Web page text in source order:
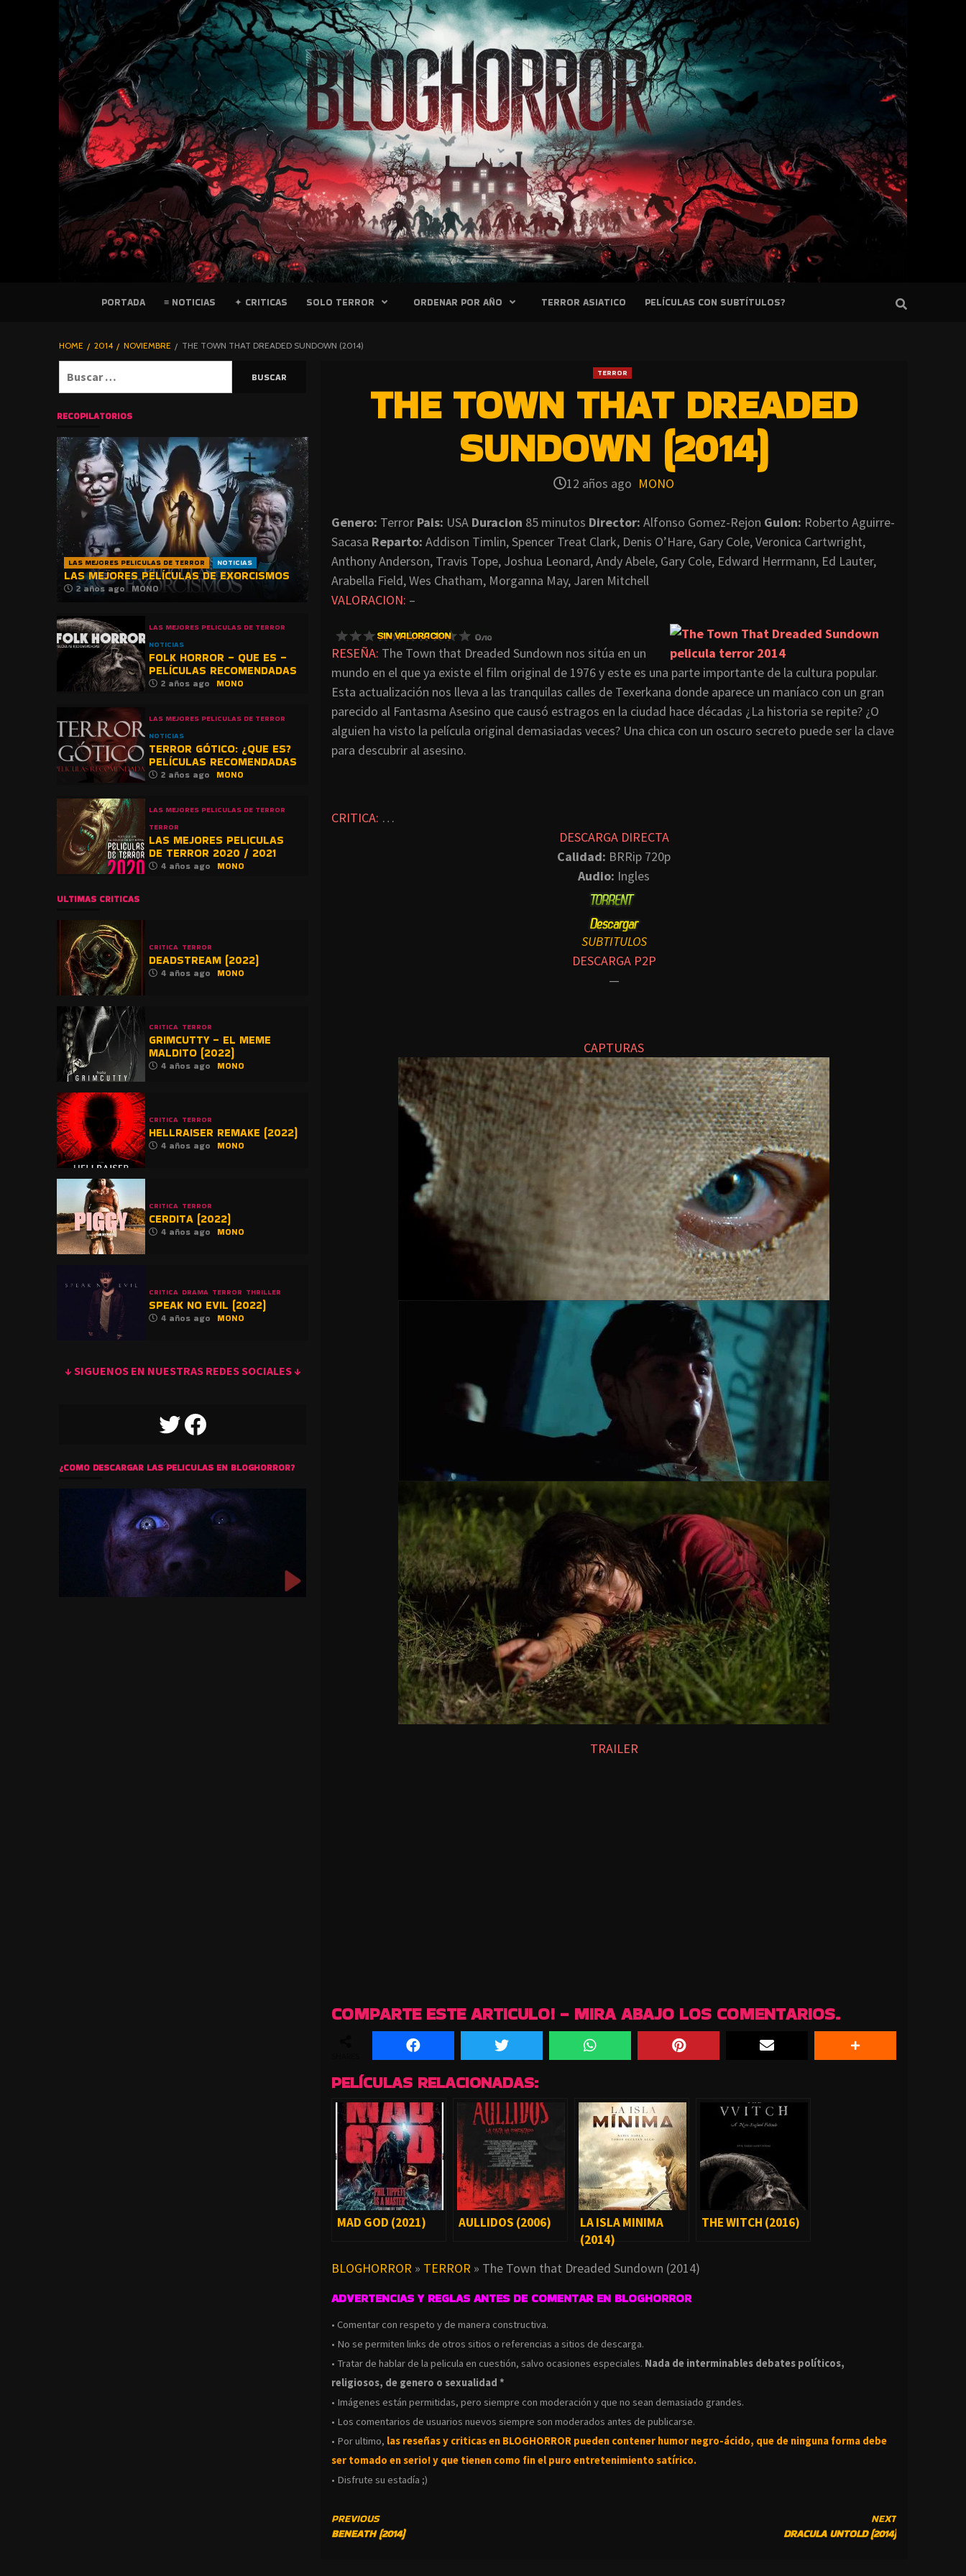
PELICULAS
BLOGHORROR
⋆
PORTADA ≡ NOTICIAS ✦ CRITICAS SOLO TERROR ORDENAR POR AÑO TERROR ASIATICO PELÍCULAS CON SUBTÍTULOS?
HOME 2014 NOVIEMBRE THE TOWN THAT DREADED SUNDOWN (2014)
TERROR
THE TOWN THAT DREADED
SUNDOWN (2014)
12 años ago MONO
Genero: Terror Pais: USA Duracion 85 minutos Director: Alfonso Gomez-Rejon Guion: Roberto Aguirre-
Sacasa Reparto: Addison Timlin, Spencer Treat Clark, Denis O’Hare, Gary Cole, Veronica Cartwright,
Anthony Anderson, Travis Tope, Joshua Leonard, Andy Abele, Gary Cole, Edward Herrmann, Ed Lauter,
Arabella Field, Wes Chatham, Morganna May, Jaren Mitchell
VALORACION: –
RESEÑA: The Town that Dreaded Sundown nos sitúa en un
mundo en el que ya existe el film original de 1976 y este es una parte importante de la cultura popular.
Esta actualización nos lleva a las tranquilas calles de Texerkana donde aparece un maníaco con un gran
parecido al Fantasma Asesino que causó estragos en la ciudad hace décadas ¿La historia se repite? ¿O
alguien ha visto la película original demasiadas veces? Una chica con un oscuro secreto puede ser la clave
para descubrir al asesino.
CRITICA: …
DESCARGA DIRECTA
Calidad: BRRip 720p
Audio: Ingles
SUBTITULOS
DESCARGA P2P
—
CAPTURAS
TRAILER
COMPARTE ESTE ARTICULO! - MIRA ABAJO LOS COMENTARIOS.
PELÍCULAS RELACIONADAS:
MAD GOD (2021) AULLIDOS (2006)
LA ISLA MINIMA
(2014)
THE WITCH (2016)
BLOGHORROR » TERROR » The Town that Dreaded Sundown (2014)
ADVERTENCIAS Y REGLAS ANTES DE COMENTAR EN BLOGHORROR
• Comentar con respeto y de manera constructiva.
• No se permiten links de otros sitios o referencias a sitios de descarga.
• Tratar de hablar de la pelicula en cuestión, salvo ocasiones especiales. Nada de interminables debates políticos,
religiosos, de genero o sexualidad *
• Imágenes están permitidas, pero siempre con moderación y que no sean demasiado grandes.
• Los comentarios de usuarios nuevos siempre son moderados antes de publicarse.
• Por ultimo, las reseñas y criticas en BLOGHORROR pueden contener humor negro-ácido, que de ninguna forma debe
ser tomado en serio! y que tienen como fin el puro entretenimiento satírico.
• Disfrute su estadía ;)
CONTINUE
READING
PREVIOUS
BENEATH (2014)
NEXT
DRACULA UNTOLD (2014)
RECOPILATORIOS
LAS MEJORES PELICULAS DE TERROR NOTICIAS
LAS MEJORES PELÍCULAS DE EXORCISMOS
2 años ago MONO
LAS MEJORES PELICULAS DE TERROR
NOTICIAS
FOLK HORROR – QUE ES –
PELÍCULAS RECOMENDADAS
2 años ago MONO
LAS MEJORES PELICULAS DE TERROR
NOTICIAS
TERROR GÓTICO: ¿QUE ES?
PELÍCULAS RECOMENDADAS
2 años ago MONO
LAS MEJORES PELICULAS DE TERROR
TERROR
LAS MEJORES PELICULAS
DE TERROR 2020 / 2021
4 años ago MONO
ULTIMAS CRITICAS
CRITICA TERROR
DEADSTREAM (2022)
4 años ago MONO
CRITICA TERROR
GRIMCUTTY – EL MEME
MALDITO (2022)
4 años ago MONO
CRITICA TERROR
HELLRAISER REMAKE (2022)
4 años ago MONO
CRITICA TERROR
CERDITA (2022)
4 años ago MONO
CRITICA DRAMA TERROR THRILLER
SPEAK NO EVIL (2022)
4 años ago MONO
↓ SIGUENOS EN NUESTRAS REDES SOCIALES ↓
TWITTERFACEBOOK
¿COMO DESCARGAR LAS PELICULAS EN BLOGHORROR?